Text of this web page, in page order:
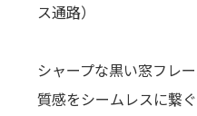
ス通路）
シャープな黒い窓フレ
質感をシームレスに繋